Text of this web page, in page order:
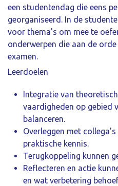
een studentendag die eens
georganiseerd. In de
voor thema's om mee te
onderwerpen die aan de
examen.
Leerdoelen
Integratie van
vaardigheden op gebied
balanceren.
Overleggen met
praktische kennis.
Terugkoppeling kunnen
Reflecteren en actie
en wat verbetering